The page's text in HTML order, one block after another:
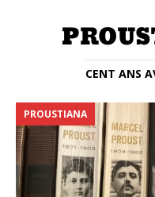
CENT ANS
PROUSTIANA